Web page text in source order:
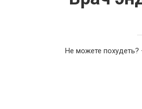
Не можете похудеть?